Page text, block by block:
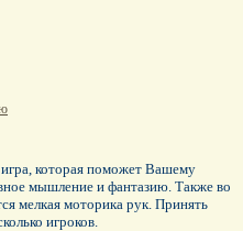
которая поможет Вашему
мышление и фантазию. Также во
мелкая моторика рук. Принять
игроков.